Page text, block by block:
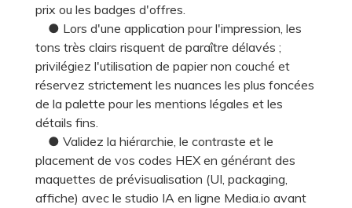
prix ou les badges d'offres.
● Lors d'une application pour l'impression, les
tons très clairs risquent de paraître délavés ;
privilégiez l'utilisation de papier non couché et
réservez strictement les nuances les plus foncées
de la palette pour les mentions légales et les
détails fins.
● Validez la hiérarchie, le contraste et le
placement de vos codes HEX en générant des
maquettes de prévisualisation (UI, packaging,
affiche) avec le studio IA en ligne Media.io avant